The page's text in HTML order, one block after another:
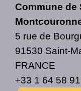
Commune de
5 rue de
91530 Saint-
FRANCE
+33 1 64 58